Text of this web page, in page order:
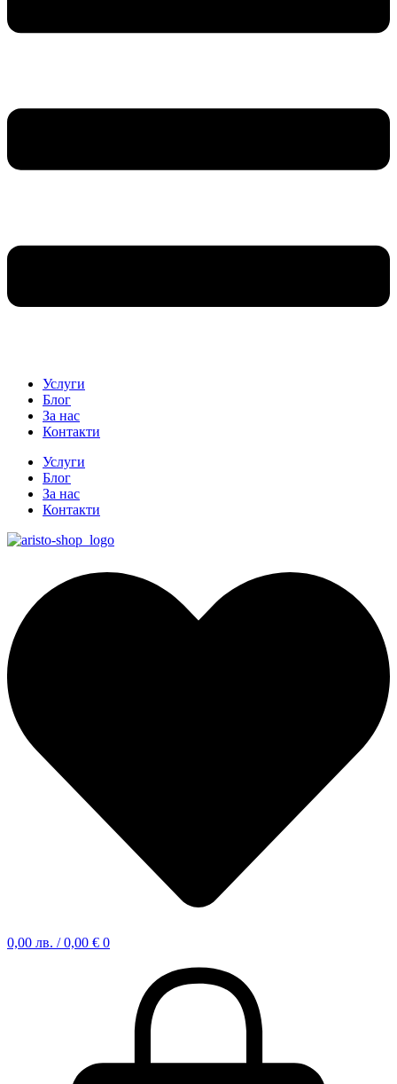
Услуги
Блог
За нас
Контакти
Услуги
Блог
За нас
Контакти
0,00 лв. / 0,00 € 0